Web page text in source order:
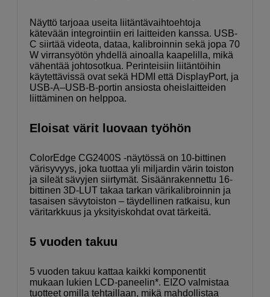
Näyttö tarjoaa useita liitäntävaihtoehtoja
kätevään integrointiin eri laitteiden kanssa. USB-
C siirtää videota, dataa, kalibroinnin sekä jopa 70
W virransyötön yhdellä ainoalla kaapelilla, mikä
vähentää johtosotkua. Perinteisiin liitäntöihin
käytettävissä ovat sekä HDMI että DisplayPort, ja
USB-A–USB-B-portin ansiosta oheislaitteiden
liittäminen on helppoa.
Eloisat värit luovaan työhön
ColorEdge CG2400S -näytössä on 10-bittinen
värisyvyys, joka tuottaa yli miljardin värin toiston
ja sileät sävyjen siirtymät. Sisäänrakennettu 16-
bittinen 3D-LUT takaa tarkan värikalibroinnin ja
tasaisen sävytoiston – täydellinen ratkaisu, kun
väritarkkuus ja yksityiskohdat ovat tärkeitä.
5 vuoden takuu
5 vuoden takuu kattaa kaikki komponentit
mukaan lukien LCD-paneelin*. EIZO valmistaa
tuotteet omilla tehtaillaan, mikä mahdollistaa